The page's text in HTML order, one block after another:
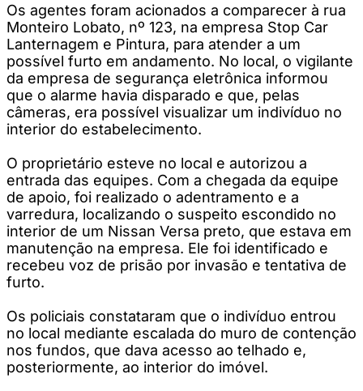
Os agentes foram acionados a comparecer à rua
Monteiro Lobato, nº 123, na empresa Stop Car
Lanternagem e Pintura, para atender a um
possível furto em andamento. No local, o vigilante
da empresa de segurança eletrônica informou
que o alarme havia disparado e que, pelas
câmeras, era possível visualizar um indivíduo no
interior do estabelecimento.
O proprietário esteve no local e autorizou a
entrada das equipes. Com a chegada da equipe
de apoio, foi realizado o adentramento e a
varredura, localizando o suspeito escondido no
interior de um Nissan Versa preto, que estava em
manutenção na empresa. Ele foi identificado e
recebeu voz de prisão por invasão e tentativa de
furto.
Os policiais constataram que o indivíduo entrou
no local mediante escalada do muro de contenção
nos fundos, que dava acesso ao telhado e,
posteriormente, ao interior do imóvel.